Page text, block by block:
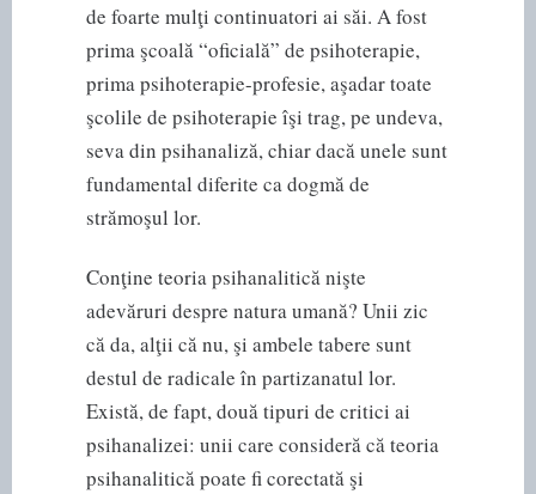
de foarte mulţi continuatori ai săi. A fost
prima şcoală “oficială” de psihoterapie,
prima psihoterapie-profesie, aşadar toate
şcolile de psihoterapie îşi trag, pe undeva,
seva din psihanaliză, chiar dacă unele sunt
fundamental diferite ca dogmă de
strămoşul lor.
Conţine teoria psihanalitică nişte
adevăruri despre natura umană? Unii zic
că da, alţii că nu, şi ambele tabere sunt
destul de radicale în partizanatul lor.
Există, de fapt, două tipuri de critici ai
psihanalizei: unii care consideră că teoria
psihanalitică poate fi corectată şi